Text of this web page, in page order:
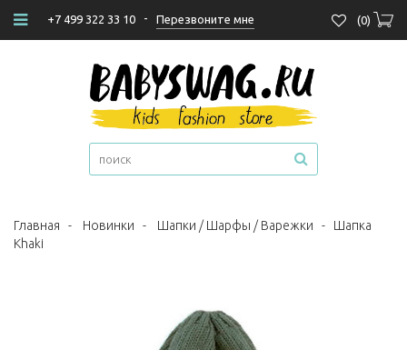
+7 499 322 33 10 - Перезвоните мне (0)
Главная - Новинки - Шапки / Шарфы / Варежки - Шапка
Khaki